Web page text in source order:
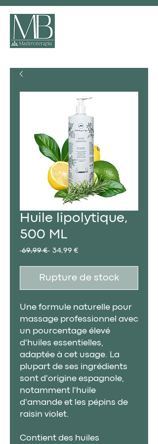
Huile lipolytique,
500 ML
69,99 € Prix
34,99 €
Rupture de stock
Une formule naturelle pour
massage professionnel avec
un pourcentage élevé
d'huiles essentielles,
adaptée à cet usage. La
plupart de ses ingrédients
sont d'origine espagnole,
notamment l'huile
d'amande et les pépins de
raisin violet.
Contient des huiles